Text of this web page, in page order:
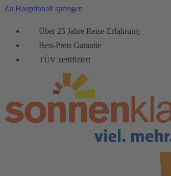
Zu Hauptinhalt springen
Über 25 Jahre Reise-Erfahrung
Best-Preis Garantie
TÜV zertifiziert